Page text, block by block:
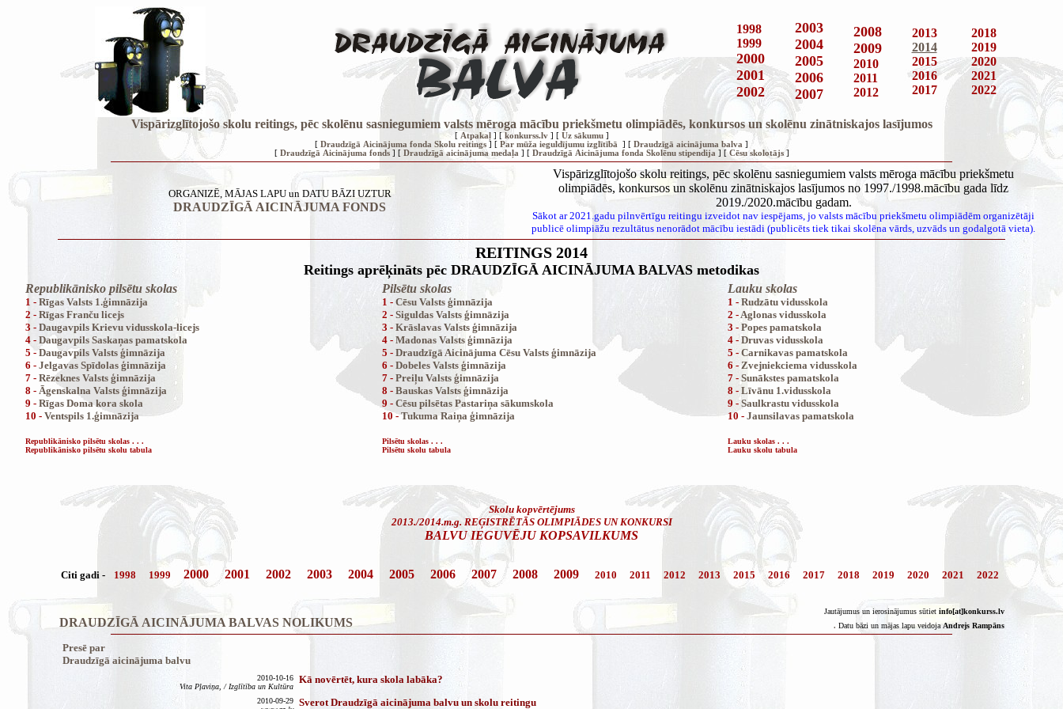
1998
1999
2000
2001
2002
2003
2004
2005
2006
2007
2008
2009
2010
2011
2012
2013
2014
2015
2016
2017
2018
2019
2020
2021
2022
Vispārizglītojošo skolu reitings, pēc skolēnu sasniegumiem valsts mēroga mācību priekšmetu olimpiādēs, konkursos un skolēnu zinātniskajos lasījumos
[ Atpakaļ ] [konkurss.lv] [ Uz sākumu]
[ Draudzīgā Aicinājuma fonda Skolu reitings ] [ Par mūža ieguldījumu izglītībā ] [ Draudzīgā aicinājuma balva ]
[ Draudzīgā Aicinājuma fonds] [ Draudzīgā aicinājuma medaļa ] [ Draudzīgā Aicinājuma fonda Skolēnu stipendija ] [ Cēsu skolotājs]
ORGANIZĒ, MĀJAS LAPU un DATU BĀZI UZTUR
DRAUDZĪGĀ AICINĀJUMA FONDS
Vispārizglītojošo skolu reitings, pēc skolēnu sasniegumiem valsts mēroga mācību priekšmetu
olimpiādēs, konkursos un skolēnu zinātniskajos lasījumos no 1997./1998.mācību gada līdz
2019./2020.mācību gadam.
Sākot ar 2021.gadu pilnvērtīgu reitingu izveidot nav iespējams, jo valsts mācību priekšmetu olimpiādēm organizētāji
publicē olimpiāžu rezultātus nenorādot mācību iestādi (publicēts tiek tikai skolēna vārds, uzvāds un godalgotā vieta).
REITINGS 2014
Reitings aprēķināts pēc DRAUDZĪGĀ AICINĀJUMA BALVAS metodikas
Republikānisko pilsētu skolas
1 - Rīgas Valsts 1.ģimnāzija
2 - Rīgas Franču licejs
3 - Daugavpils Krievu vidusskola-licejs
4 - Daugavpils Saskaņas pamatskola
5 -Daugavpils Valsts ģimnāzija
6 - Jelgavas Spīdolas ģimnāzija
7 - Rēzeknes Valsts ģimnāzija
8 - Āgenskalna Valsts ģimnāzija
9 - Rīgas Doma kora skola
10 - Ventspils 1.ģimnāzija
Republikānisko pilsētu skolas . . .
Republikānisko pilsētu skolu tabula
Pilsētu skolas
1 - Cēsu Valsts ģimnāzija
2 - Siguldas Valsts ģimnāzija
3 - Krāslavas Valsts ģimnāzija
4 - Madonas Valsts ģimnāzija
5 - Draudzīgā Aicinājuma Cēsu Valsts ģimnāzija
6 - Dobeles Valsts ģimnāzija
7 - Preiļu Valsts ģimnāzija
8 - Bauskas Valsts ģimnāzija
9 - Cēsu pilsētas Pastariņa sākumskola
10 -Tukuma Raiņa ģimnāzija
Pilsētu skolas . . .
Pilsētu skolu tabula
Lauku skolas
1 - Rudzātu vidusskola
2 -Aglonas vidusskola
3 - Popes pamatskola
4 - Druvas vidusskola
5 -Carnikavas pamatskola
6 -Zvejniekciema vidusskola
7 - Sunākstes pamatskola
8 - Līvānu 1.vidusskola
9 -Saulkrastu vidusskola
10 - Jaunsilavas pamatskola
Lauku skolas . . .
Lauku skolu tabula
Skolu kopvērtējums
2013./2014.m.g. REĢISTRĒTĀS OLIMPIĀDES UN KONKURSI
BALVU IEGUVĒJU KOPSAVILKUMS
Citi gadi - 1998 1999 2000 2001 2002 2003 2004 2005 2006 2007 2008 2009 2010 2011 2012 2013 2015 2016 2017 2018 2019 2020 2021 2022
Jautājumus un ierosinājumus sūtiet info[at]konkurss.lv
DRAUDZĪGĀ AICINĀJUMA BALVAS NOLIKUMS . Datu bāzi un mājas lapu veidoja Andrejs Rampāns
Presē par
Draudzīgā aicinājuma balvu
2010-10-16
Vita Pļaviņa, / Izglītība un Kultūra
Kā novērtēt, kura skola labāka?
2010-09-29
Sverot Draudzīgā aicinājuma balvu un skolu reitingu